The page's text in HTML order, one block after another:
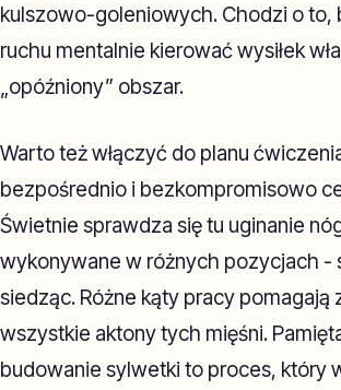
kulszowo-goleniowych. Chodzi o to,
ruchu mentalnie kierować wysiłek
„opóźniony” obszar.
Warto też włączyć do planu
bezpośrednio i bezkompromisowo
Świetnie sprawdza się tu uginanie
wykonywane w różnych pozycjach -
siedząc. Różne kąty pracy pomagają
wszystkie aktony tych mięśni.
budowanie sylwetki to proces, który